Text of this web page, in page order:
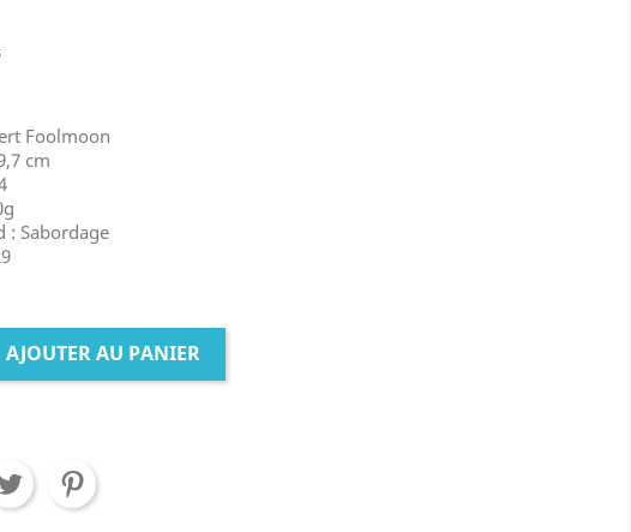
Foolmoon
cm
Sabordage
AJOUTER AU PANIER